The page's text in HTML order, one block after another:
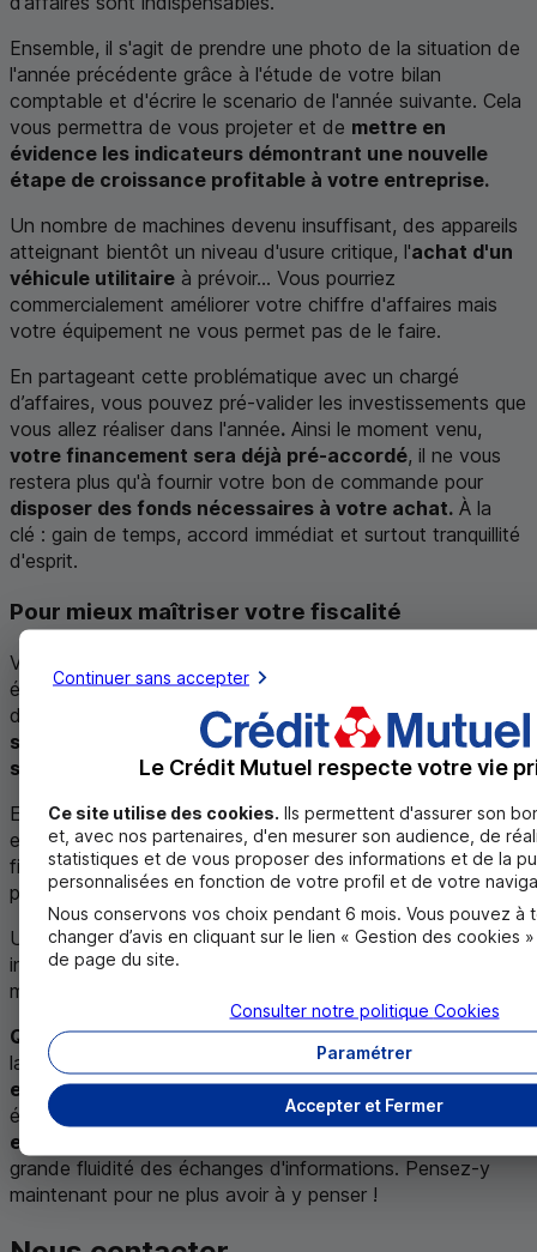
Ensemble, il s'agit de prendre une photo de la situation de
l'année précédente grâce à l'étude de votre bilan
comptable et d'écrire le scenario de l'année suivante. Cela
vous permettra de vous projeter et de mettre en
évidence les indicateurs démontrant une nouvelle
étape de croissance profitable à votre entreprise.
Un nombre de machines devenu insuffisant, des appareils
atteignant bientôt un niveau d'usure critique, l'achat d'un
véhicule utilitaire à prévoir… Vous pourriez
commercialement améliorer votre chiffre d'affaires mais
votre équipement ne vous permet pas de le faire.
En partageant cette problématique avec un chargé
d’affaires, vous pouvez pré-valider les investissements que
vous allez réaliser dans l'année. Ainsi le moment venu,
votre financement sera déjà pré-accordé, il ne vous
restera plus qu'à fournir votre bon de commande pour
disposer des fonds nécessaires à votre achat. À la
clé : gain de temps, accord immédiat et surtout tranquillité
d'esprit.
Pour mieux maîtriser votre fiscalité
Votre bilan et vos documents comptables révèlent
également la bonne santé de votre entreprise. Un chargé
d’affaires pourra à partir de celui-ci vous proposer des
solutions
permettant delimiter vos charges fiscaleset
sociales
Epargne salariale, gamme Plans d'Epargne Retraite (PER )
et contrats de retraites individuels,crédit-bailet autres
financements locatifs, il existe autant de solutions que de
profils de chefs d'entreprises et d'activités.
Un chargé d’affaires pourra aussi vous fournir des
informations personnalisées sur l’actualité des dernières
mesures fiscales.
Qui dit bilan, dit comptable.Savez-vous que vous avez
la possibilité d'automatiser la
transmission de votre bilan
entre votre comptable et votre banquier? Cet
échange est possible grâce à uneconvention signée
entre le comptable et la banque
grande fluidité des échanges d'informations. Pensez-y
maintenant pour ne plus avoir à y penser !
Continuer sans accepter
Le Crédit Mutuel respecte votre vie
Ce site utilise des cookies. Ils permettent d'assurer son
et, avec nos partenaires, d'en mesurer son audience, de
statistiques et de vous proposer des informations et de la
personnalisées en fonction de votre profil et de votre
Nous conservons vos choix pendant 6 mois. Vous pouvez à
changer d’avis en cliquant sur le lien « Gestion des cookies
de page du site.
Accepter et Fermer
Paramétrer
Consulter notre politique Cookies